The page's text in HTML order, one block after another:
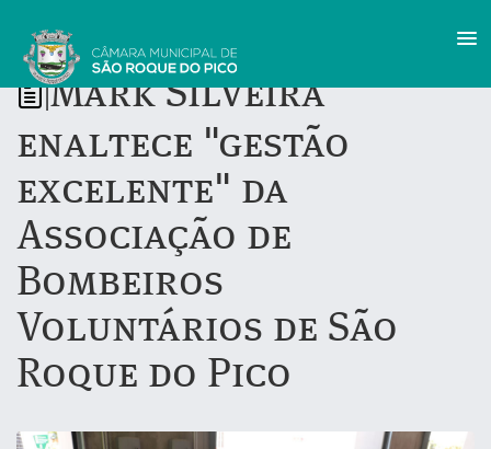
Mark Silveira
enaltece "gestão
excelente" da
Associação de
Bombeiros
Voluntários de São
Roque do Pico